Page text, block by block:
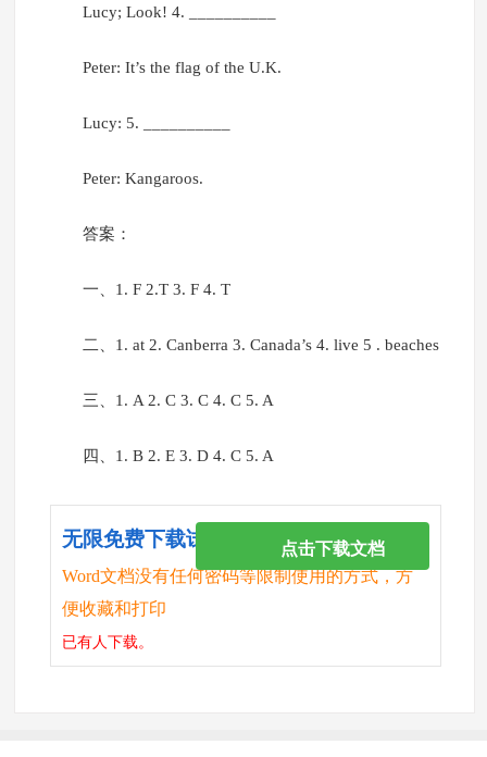
Lucy; Look! 4. __________
Peter: It’s the flag of the U.K.
Lucy: 5. __________
Peter: Kangaroos.
答案：
一、1. F 2.T 3. F 4. T
二、1. at 2. Canberra 3. Canada’s 4. live 5 . beaches
三、1. A 2. C 3. C 4. C 5. A
四、1. B 2. E 3. D 4. C 5. A
无限免费下载试卷
Word文档没有任何密码等限制使用的方式，方
便收藏和打印
已有人下载。
点击下载文档